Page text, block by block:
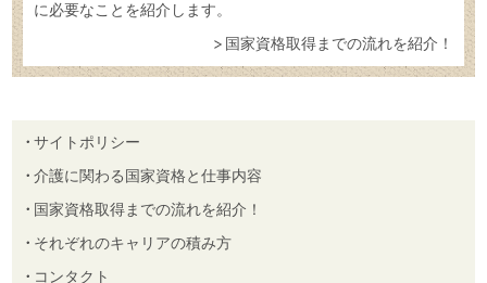
に必要なことを紹介します。
国家資格取得までの流れを紹介！
サイトポリシー
介護に関わる国家資格と仕事内容
国家資格取得までの流れを紹介！
それぞれのキャリアの積み方
コンタクト